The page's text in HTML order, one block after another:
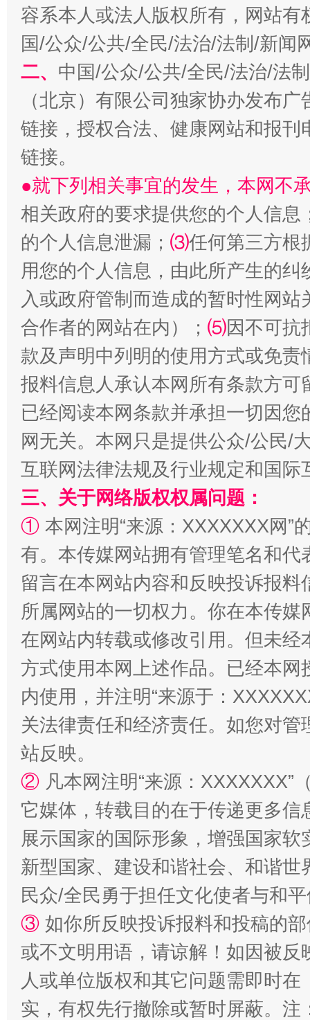
揭开“小金库”的免责幌子
受贿1.44亿！段成刚被判无期 从幼
阿坝州三大球赛在茂县开幕 规模
扯下公款旅游的“隐身衣” 如何以
容系本人或法人版权所有，网站
国/公众/公共/全民/法治/法制/新闻
二、 中国/公众/公共/全民/法治/法
（北京）有限公司独家协办发布
链接，授权合法、健康网站和报
链接。
●就下列相关事宜的发生，本网不
相关政府的要求提供您的个人信息
的个人信息泄漏； ⑶任何第三方根
用您的个人信息，由此所产生的纠
入或政府管制而造成的暂时性网
合作者的网站在内）； ⑸因不可抗
款及声明中列明的使用方式或免责
报料信息人承认本网所有条款方
已经阅读本网条款并承担一切因
网无关。本网只是提供公众/公民/
互联网法律法规及行业规定和国
三、关于网络版权权属问题：
① 本网注明“来源：XXXXXXX网”
有。本传媒网站拥有管理笔名和
留言在本网站内容和反映投诉报
所属网站的一切权力。你在本传
在网站内转载或修改引用。但未
方式使用本网上述作品。已经本
内使用，并注明“来源于：
关法律责任和经济责任。如您对
站反映。
② 凡本网注明“来源：
它媒体，转载目的在于传递更多
展示国家的国际形象，增强国家
新型国家、建设和谐社会、和谐
民众/全民勇于担任文化使者与和
③ 如你所反映投诉报料和投稿的
或不文明用语，请谅解！如因被
人或单位版权和其它问题需即时在
实，有权先行撤除或暂时屏蔽。